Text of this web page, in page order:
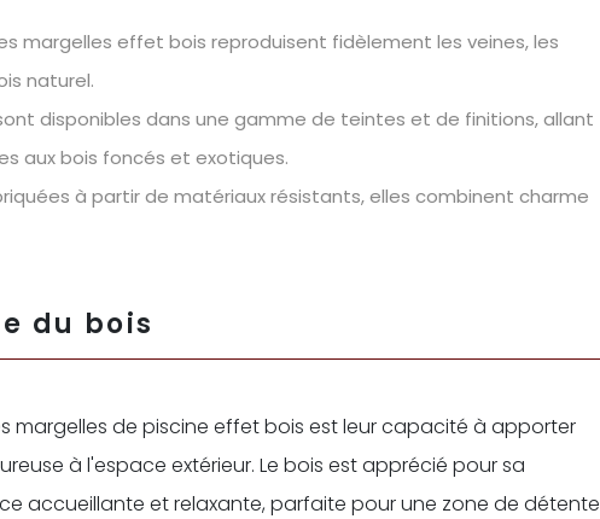
margelles effet bois reproduisent fidèlement les veines, les
naturel.
disponibles dans une gamme de teintes et de finitions, allant
aux bois foncés et exotiques.
à partir de matériaux résistants, elles combinent charme
du bois
margelles de piscine effet bois est leur capacité à apporter
à l'espace extérieur. Le bois est apprécié pour sa
accueillante et relaxante, parfaite pour une zone de détente